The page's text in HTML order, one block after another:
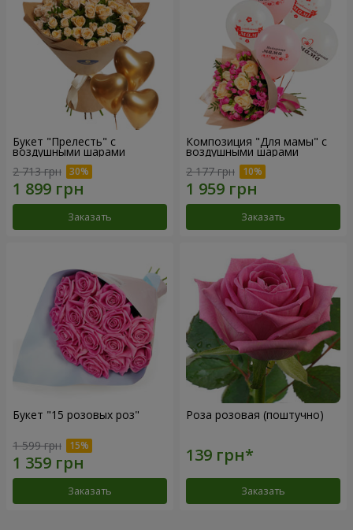
Букет "Прелесть" с
воздушными шарами
2 713 грн
Заказать
Композиция "Для мамы" с
воздушными шарами
2 177 грн
Заказать
Букет "15 розовых роз"
1 599 грн
Заказать
Роза розовая (поштучно)
Заказать